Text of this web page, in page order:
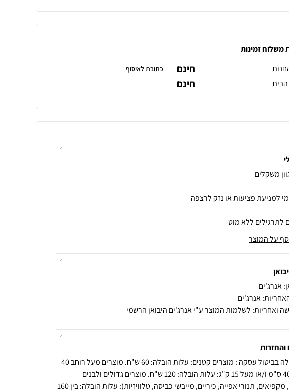
משלוח זמינות
חינם כתובת לאיסוף
חינם
לתרגילים ללא מוט
על המוצר
אנרג'ים
אנרג'ים
ואחריות: לשלמות המוצר ע"י אנרג'ים היבואן הרשמי
תנאי הובלה בביטול עסקה : מוצרים קטנים: עלות הובלה: 60 ש"ח. מוצרים מעל רוחב 40
ס"מ על 40 ס"מ ו/או מעל 15 ק"ג: עלות הובלה: 120 ש"ח. מוצרים גדולים ולבנים
(מקררים, מקפיאים, תנורי אפייה, כיריים, מייבשי כביסה, טלוויזיות): עלות הובלה: בין 160